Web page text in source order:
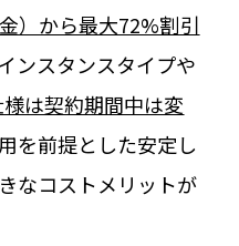
）から最大72%割引
ンスタンスタイプや
は契約期間中は変
を前提とした安定し
なコストメリットが